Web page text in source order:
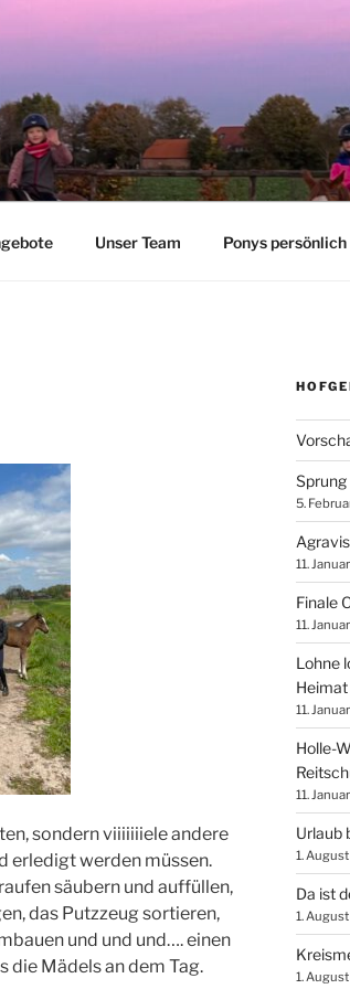
Unser Team Ponys persönlich
sondern viiiiiiiele andere
erledigt werden müssen.
säubern und auffüllen,
das Putzzeug sortieren,
und und und…. einen
die Mädels an dem Tag.
Sprung
5.
11.
Finale
11.
Lohne
Heimat
11.
Holle-
11.
Urlaub
1.
Da ist
1.
1.